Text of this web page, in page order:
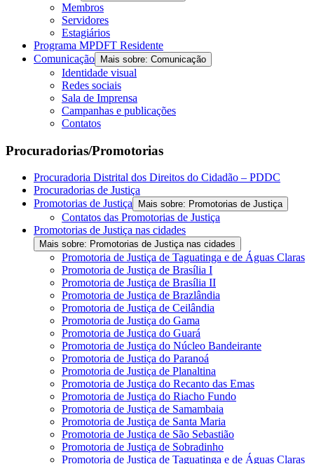
Membros
Servidores
Estagiários
Programa MPDFT Residente
Comunicação
Mais sobre: Comunicação
Identidade visual
Redes sociais
Sala de Imprensa
Campanhas e publicações
Contatos
Procuradorias/Promotorias
Procuradoria Distrital dos Direitos do Cidadão – PDDC
Procuradorias de Justiça
Promotorias de Justiça
Mais sobre: Promotorias de Justiça
Contatos das Promotorias de Justiça
Promotorias de Justiça nas cidades
Mais sobre: Promotorias de Justiça nas cidades
Promotoria de Justiça de Taguatinga e de Águas Claras
Promotoria de Justiça de Brasília I
Promotoria de Justiça de Brasília II
Promotoria de Justiça de Brazlândia
Promotoria de Justiça de Ceilândia
Promotoria de Justiça do Gama
Promotoria de Justiça do Guará
Promotoria de Justiça do Núcleo Bandeirante
Promotoria de Justiça do Paranoá
Promotoria de Justiça de Planaltina
Promotoria de Justiça do Recanto das Emas
Promotoria de Justiça do Riacho Fundo
Promotoria de Justiça de Samambaia
Promotoria de Justiça de Santa Maria
Promotoria de Justiça de São Sebastião
Promotoria de Justiça de Sobradinho
Promotoria de Justiça de Taguatinga e de Águas Claras